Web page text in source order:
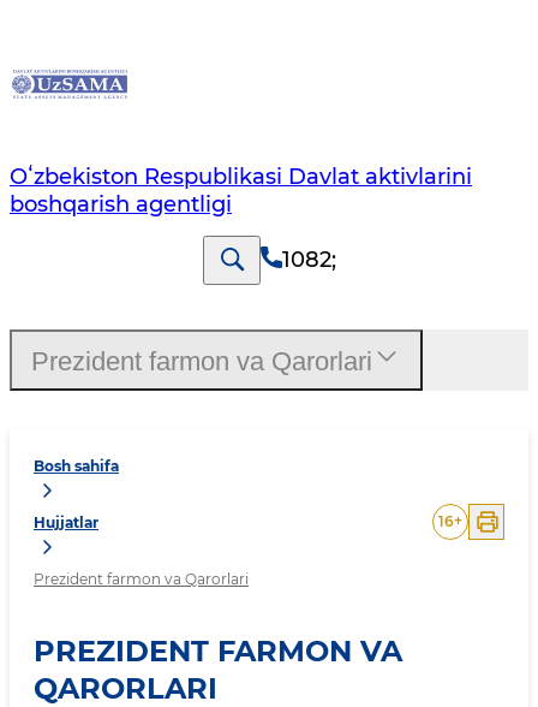
Oʻzbekiston Respublikasi Davlat aktivlarini
boshqarish agentligi
1082;
Bosh sahifa
Hujjatlar
Prezident farmon va Qarorlari
16+
PREZIDENT FARMON VA
QARORLARI
Prezident farmon va Qarorlari